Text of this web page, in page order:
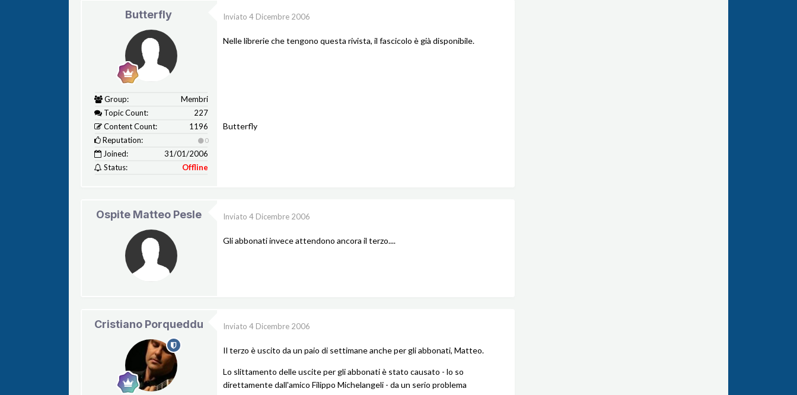
Butterfly
Group:
Membri
Topic Count:
227
Content Count:
1196
Reputation:
0
Joined:
31/01/2006
Status:
Offline
Inviato 4 Dicembre 2006
Nelle librerie che tengono questa rivista, il fascicolo è già disponibile.
Butterfly
Ospite Matteo Pesle Inviato 4 Dicembre 2006
Gli abbonati invece attendono ancora il terzo....
Cristiano Porqueddu Inviato 4 Dicembre 2006
Il terzo è uscito da un paio di settimane anche per gli abbonati, Matteo.
Lo slittamento delle uscite per gli abbonati è stato causato - lo so
direttamente dall'amico Filippo Michelangeli - da un serio problema